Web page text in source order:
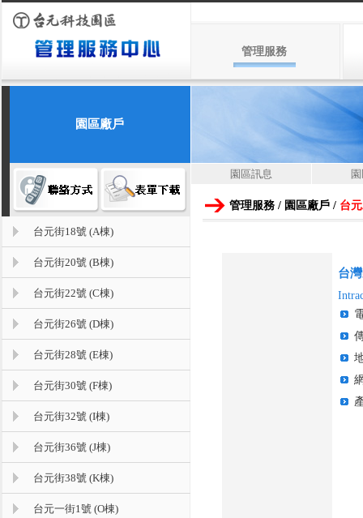
管理服務
園區廠戶
台元街18號 (A棟)
台元街20號 (B棟)
台元街22號 (C棟)
台元街26號 (D棟)
台元街28號 (E棟)
台元街30號 (F棟)
台元街32號 (I棟)
台元街36號 (J棟)
台元街38號 (K棟)
台元一街1號 (O棟)
園區訊息
管理服務 / 園區廠戶 / 台
台